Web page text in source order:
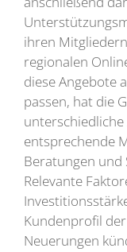
ihren
regionalen
diese Angebote
passen, hat die
entsprechende
Beratungen und
Relevante
Kundenprofil
Neuerungen